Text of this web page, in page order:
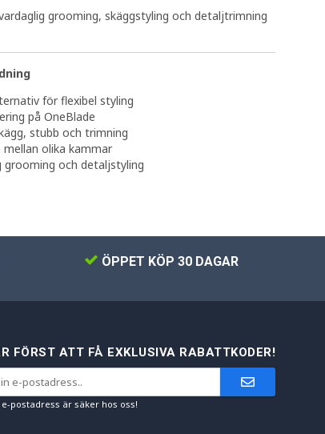
grooming, skäggstyling och detaljtrimning
för flexibel styling
på OneBlade
stubb och trimning
olika kammar
grooming och detaljstyling
ÖPPET KÖP 30 DAGAR
FÖRST ATT FÅ EXKLUSIVA RABATTKODER!
e-postadress är säker hos oss!